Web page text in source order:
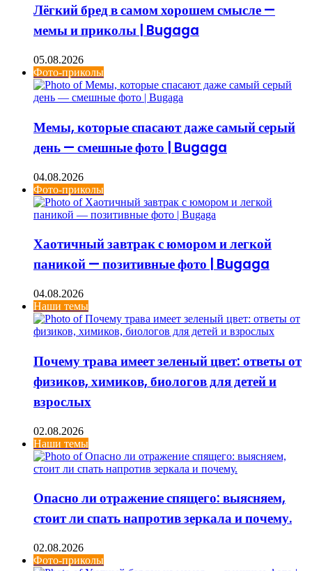
Лёгкий бред в самом хорошем смысле —
мемы и приколы | Bugaga
05.08.2026
Фото-приколы
Мемы, которые спасают даже самый серый
день — смешные фото | Bugaga
04.08.2026
Фото-приколы
Хаотичный завтрак с юмором и легкой
паникой — позитивные фото | Bugaga
04.08.2026
Наши темы
Почему трава имеет зеленый цвет: ответы от
физиков, химиков, биологов для детей и
взрослых
02.08.2026
Наши темы
Опасно ли отражение спящего: выясняем,
стоит ли спать напротив зеркала и почему.
02.08.2026
Фото-приколы